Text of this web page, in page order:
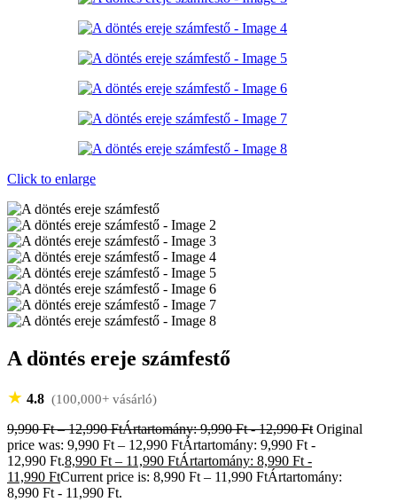
Click to enlarge
A döntés ereje számfestő
★ 4.8 (100,000+ vásárló)
9,990Ft – 12,990FtÁrtartomány: 9,990 Ft - 12,990 Ft Original
price was: 9,990 Ft – 12,990 FtÁrtartomány: 9,990 Ft -
12,990 Ft.8,990 Ft – 11,990 FtÁrtartomány: 8,990 Ft -
11,990 FtCurrent price is: 8,990 Ft – 11,990 FtÁrtartomány:
8,990 Ft - 11,990 Ft.